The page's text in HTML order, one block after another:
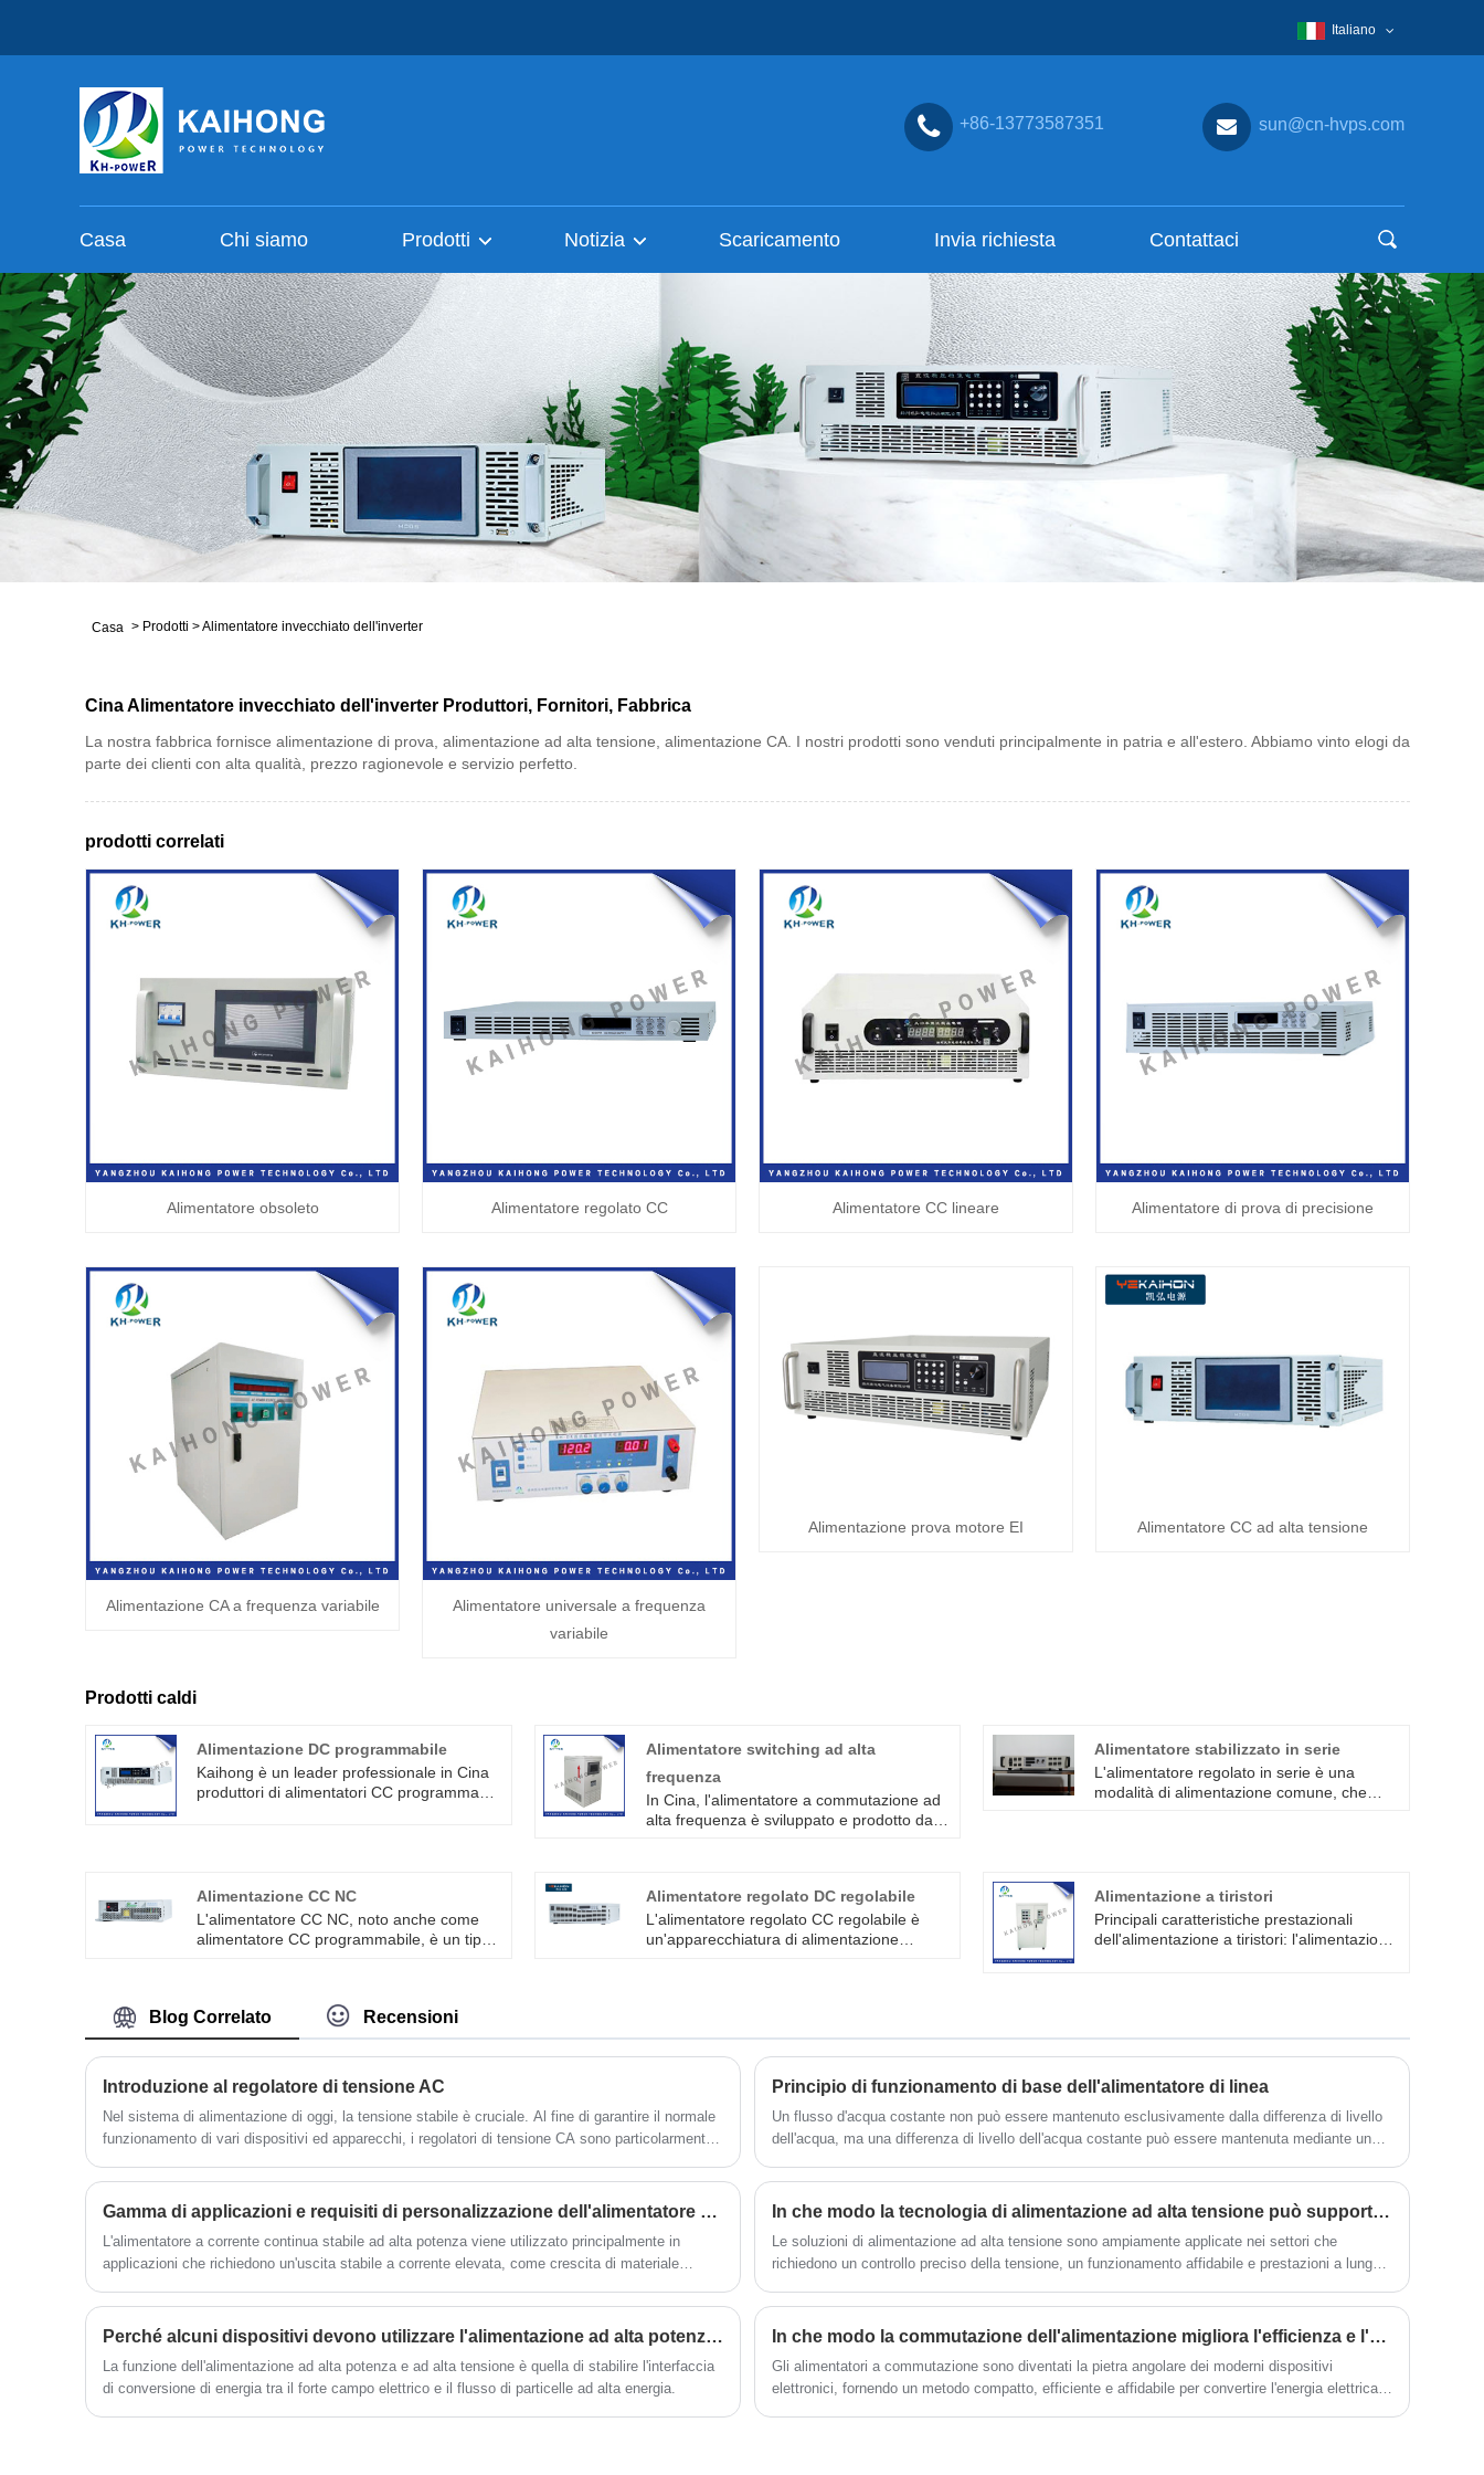
Italiano
+86-13773587351 sun@cn-hvps.com
Casa Chi siamo Prodotti Notizia Scaricamento Invia richiesta Contattaci
Casa > Prodotti >Alimentatore invecchiato dell'inverter
Cina Alimentatore invecchiato dell'inverter Produttori, Fornitori, Fabbrica
La nostra fabbrica fornisce alimentazione di prova, alimentazione ad alta tensione, alimentazione CA. I nostri prodotti sono venduti principalmente in patria e all'estero. Abbiamo vinto elogi da
parte dei clienti con alta qualità, prezzo ragionevole e servizio perfetto.
prodotti correlati
Alimentatore obsoleto Alimentatore regolato CC Alimentatore CC lineare Alimentatore di prova di precisione
Alimentazione CA a frequenza variabile
Alimentatore universale a frequenza
variabile
Alimentazione prova motore EI Alimentatore CC ad alta tensione
Prodotti caldi
Alimentazione DC programmabile
Kaihong è un leader professionale in Cina
produttori di alimentatori CC programmabili
tensione, può essere utilizzato anche in
altri test di invecchiamento dei componenti
elettronici.
Alimentatore switching ad alta
frequenza
In Cina, l'alimentatore a commutazione ad
alta frequenza è sviluppato e prodotto da
trattamento delle acque reflue e altri campi.
Alimentatore stabilizzato in serie
L'alimentatore regolato in serie è una
modalità di alimentazione comune, che
in serie è quello di stabilizzare la tensione
di ingresso in segmenti e ciascun
segmento è responsabile di
Alimentazione CC NC
L'alimentatore CC NC, noto anche come
alimentatore CC programmabile, è un tipo
tensione e protezione dell'alimentazione,
per ottenere funzioni di test e controllo
automatici.
Alimentatore regolato DC regolabile
L'alimentatore regolato CC regolabile è
un'apparecchiatura di alimentazione
corrente di uscita per soddisfare i requisiti
di diverse apparecchiature. Questo articolo
introdurrà le caratteristiche e i vantaggi
dell'alimentatore regolato CC regolabile e
la sua applicazione in vari scenari
applicativi.
Alimentazione a tiristori
Principali caratteristiche prestazionali
dell'alimentazione a tiristori: l'alimentazione
raggiungere i 1000 KW, ha una linea di
protezione perfetta, la precisione e la
stabilità sono abbastanza buone.
Blog Correlato Recensioni
Introduzione al regolatore di tensione AC
Nel sistema di alimentazione di oggi, la tensione stabile è cruciale. Al fine di garantire il normale
funzionamento di vari dispositivi ed apparecchi, i regolatori di tensione CA sono particolarmente
Principio di funzionamento di base dell'alimentatore di linea
Un flusso d'acqua costante non può essere mantenuto esclusivamente dalla differenza di livello
dell'acqua, ma una differenza di livello dell'acqua costante può essere mantenuta mediante una
flusso d'acqua costante. Allo stesso modo, il campo elettrostatico generato dalla carica da solo
non può mantenere una corrente costante, ma con l'aiuto di un alimentatore di linea, l'effetto non
elettrostatico (denominato "forza non elettrostatica") può essere utilizzato per spostare il carica
positiva dall'elettrodo negativo con un potenziale inferiore.
Gamma di applicazioni e requisiti di personalizzazione dell'alimentatore a corrente continua stabile ad alta potenza
L'alimentatore a corrente continua stabile ad alta potenza viene utilizzato principalmente in
applicazioni che richiedono un'uscita stabile a corrente elevata, come crescita di materiale
stesso tempo, è anche ampiamente utilizzato nelle linee di produzione industriale , come la
produzione di pannelli solari, sorgenti luminose a LED e altre linee di produzione che necessitano
In che modo la tecnologia di alimentazione ad alta tensione può supportare la moderna innovazione industriale?
Le soluzioni di alimentazione ad alta tensione sono ampiamente applicate nei settori che
richiedono un controllo preciso della tensione, un funzionamento affidabile e prestazioni a lungo
avanzati contribuiscono a migliorare l’efficienza e sostengono il progresso tecnologico.
Perché alcuni dispositivi devono utilizzare l'alimentazione ad alta potenza e alta tensione?
La funzione dell'alimentazione ad alta potenza e ad alta tensione è quella di stabilire l'interfaccia
di conversione di energia tra il forte campo elettrico e il flusso di particelle ad alta energia.
In che modo la commutazione dell'alimentazione migliora l'efficienza e l'affidabilità dell'elettronica moderna?
Gli alimentatori a commutazione sono diventati la pietra angolare dei moderni dispositivi
elettronici, fornendo un metodo compatto, efficiente e affidabile per convertire l'energia elettrica.